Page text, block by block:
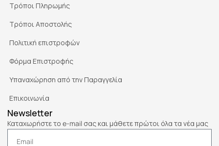
Τρόποι Πληρωμής
Τρόποι Αποστολής
Πολιτική επιστροφών
Φόρμα Επιστροφής
Υπαναχώρηση από την Παραγγελία
Επικοινωνία
Newsletter
Καταχωρήστε το e-mail σας και μάθετε πρώτοι όλα τα νέα μας